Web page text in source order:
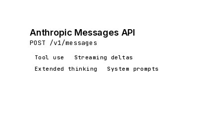
Anthropic Messages API
POST /v1/messages
Tool use
Streaming deltas
Extended thinking
System prompts